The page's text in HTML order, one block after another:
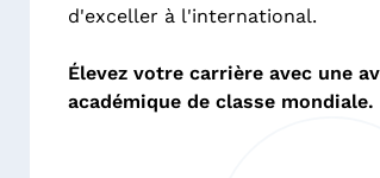
d'exceller à l'international.
Élevez votre carrière avec une
académique de classe mondiale.